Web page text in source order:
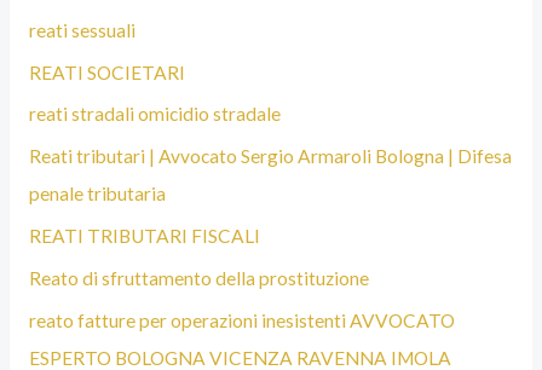
reati sessuali
REATI SOCIETARI
reati stradali omicidio stradale
Reati tributari | Avvocato Sergio Armaroli Bologna | Difesa
penale tributaria
REATI TRIBUTARI FISCALI
Reato di sfruttamento della prostituzione
reato fatture per operazioni inesistenti AVVOCATO
ESPERTO BOLOGNA VICENZA RAVENNA IMOLA